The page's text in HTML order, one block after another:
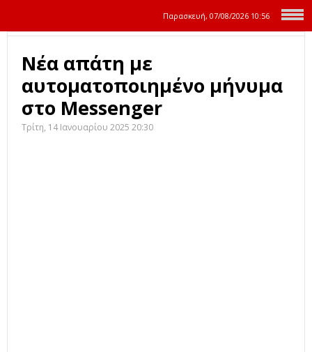
Παρασκευή, 07/08/2026 10:56
Νέα απάτη με
αυτοματοποιημένο μήνυμα
στο Messenger
Τρίτη, 14 Ιανουαρίου 2025 20:30